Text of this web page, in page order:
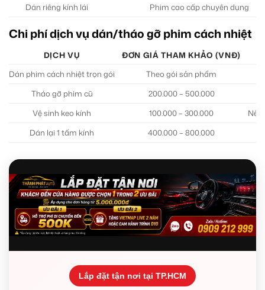
Dán riêng kính lái
Phim cao cấp chuyên dụng
Chi phí dịch vụ dán/tháo gỡ phim cách nhiệt
DỊCH VỤ
ĐƠN GIÁ THAM KHẢO (VNĐ)
Dán phim cách nhiệt trọn gói
Theo gói sản phẩm
Tháo gỡ phim cũ
200.000 – 500.000
Vệ sinh keo kính
100.000 – 300.000
Dán lại 1 tấm kính
400.000 – 800.000
Lắp đặt tận nơi tại TP.HCM